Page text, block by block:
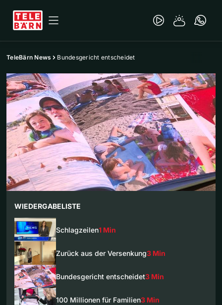
TeleBärn News Bundesgericht entscheidet
WIEDERGABELISTE
Schlagzeilen1 Min
Zurück aus der Versenkung3 Min
Bundesgericht entscheidet3 Min
100 Millionen für Familien3 Min